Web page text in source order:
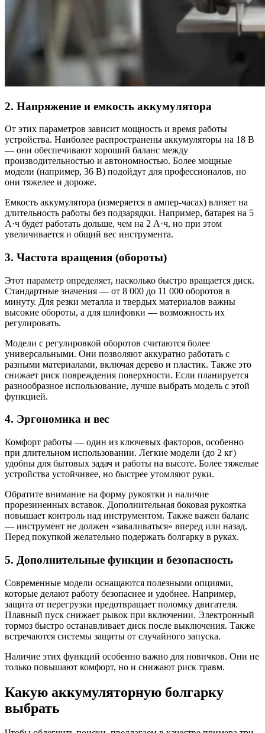
2. Напряжение и емкость аккумулятора
От этих параметров зависит мощность и время работы
устройства. Наиболее распространены аккумуляторы на 18 В
— они обеспечивают хороший баланс между
производительностью и автономностью. Более мощные
модели (например, 36 В) подойдут для профессионалов, но
они тяжелее и дороже.
Емкость аккумулятора (измеряется в ампер-часах) влияет на
длительность работы без подзарядки. Например, батарея на 5
А·ч будет работать дольше, чем на 2 А·ч, но при этом
увеличивается и общий вес инструмента.
3. Частота вращения (обороты)
Этот параметр определяет, насколько быстро вращается диск.
Стандартные значения — от 8 000 до 11 000 оборотов в
минуту. Для резки металла и твердых материалов важны
высокие обороты, а для шлифовки — возможность их
регулировать.
Модели с регулировкой оборотов считаются более
универсальными. Они позволяют аккуратно работать с
разными материалами, включая дерево и пластик. Также это
снижает риск повреждения поверхности. Если планируется
разнообразное использование, лучше выбрать модель с этой
функцией.
4. Эргономика и вес
Комфорт работы — один из ключевых факторов, особенно
при длительном использовании. Легкие модели (до 2 кг)
удобны для бытовых задач и работы на высоте. Более тяжелые
устройства устойчивее, но быстрее утомляют руки.
Обратите внимание на форму рукоятки и наличие
прорезиненных вставок. Дополнительная боковая рукоятка
повышает контроль над инструментом. Также важен баланс
— инструмент не должен «заваливаться» вперед или назад.
Перед покупкой желательно подержать болгарку в руках.
5. Дополнительные функции и безопасность
Современные модели оснащаются полезными опциями,
которые делают работу безопаснее и удобнее. Например,
защита от перегрузки предотвращает поломку двигателя.
Плавный пуск снижает рывок при включении. Электронный
тормоз быстро останавливает диск после выключения. Также
встречаются системы защиты от случайного запуска.
Наличие этих функций особенно важно для новичков. Они не
только повышают комфорт, но и снижают риск травм.
Какую аккумуляторную болгарку
выбрать